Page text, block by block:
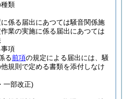
類
係る届出にあつては騒音関係施
業の実施に係る届出にあつては
項
る前項の規定による届出には、騒
規則で定める書類を添付しなけ
一部改正)